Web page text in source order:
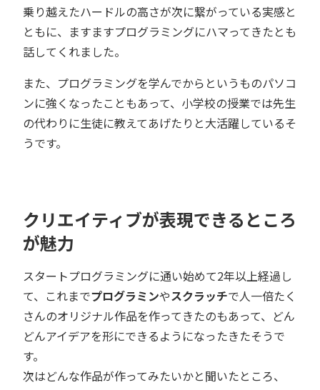
乗り越えたハードルの高さが次に繋がっている実感と
ともに、ますますプログラミングにハマってきたとも
話してくれました。
また、プログラミングを学んでからというものパソコ
ンに強くなったこともあって、小学校の授業では先生
の代わりに生徒に教えてあげたりと大活躍しているそ
うです。
クリエイティブが表現できるところ
が魅力
スタートプログラミングに通い始めて2年以上経過し
て、これまでプログラミンやスクラッチで人一倍たく
さんのオリジナル作品を作ってきたのもあって、どん
どんアイデアを形にできるようになったきたそうで
す。
次はどんな作品が作ってみたいかと聞いたところ、